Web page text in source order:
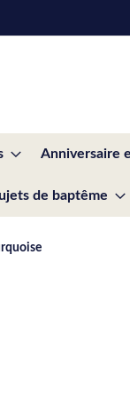
Anniversaire
de baptême